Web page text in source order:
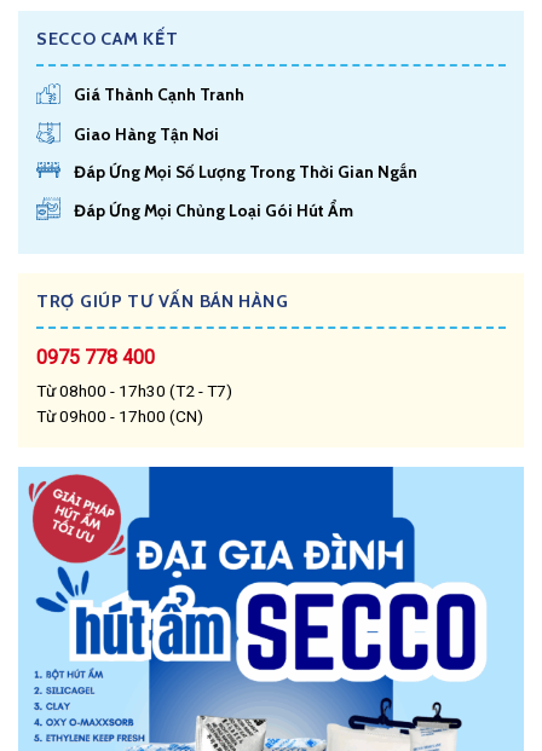
SECCO CAM KẾT
Giá Thành Cạnh Tranh
Giao Hàng Tận Nơi
Đáp Ứng Mọi Số Lượng Trong Thời Gian Ngắn
Đáp Ứng Mọi Chủng Loại Gói Hút Ẩm
TRỢ GIÚP TƯ VẤN BÁN HÀNG
0975 778 400
Từ 08h00 - 17h30 (T2 - T7)
Từ 09h00 - 17h00 (CN)